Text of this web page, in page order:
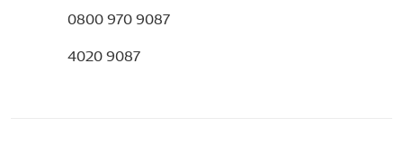
0800 970 9087
4020 9087